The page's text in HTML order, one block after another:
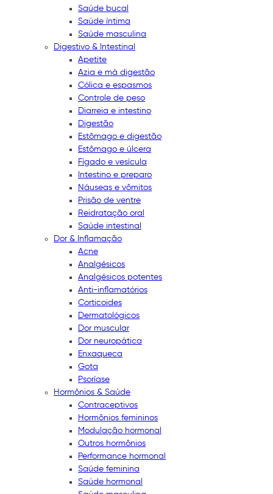
Saúde bucal
Saúde íntima
Saúde masculina
Digestivo & Intestinal
Apetite
Azia e má digestão
Cólica e espasmos
Controle de peso
Diarreia e intestino
Digestão
Estômago e digestão
Estômago e úlcera
Fígado e vesícula
Intestino e preparo
Náuseas e vômitos
Prisão de ventre
Reidratação oral
Saúde intestinal
Dor & Inflamação
Acne
Analgésicos
Analgésicos potentes
Anti-inflamatórios
Corticoides
Dermatológicos
Dor muscular
Dor neuropática
Enxaqueca
Gota
Psoríase
Hormônios & Saúde
Contraceptivos
Hormônios femininos
Modulação hormonal
Outros hormônios
Performance hormonal
Saúde feminina
Saúde hormonal